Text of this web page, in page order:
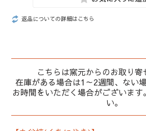
返品についての詳細はこちら
こちらは窯元からのお取り寄
在庫がある場合は1～2週間、ない
お時間をいただく場合がございま
い。